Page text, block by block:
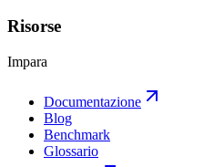
Risorse
Impara
Documentazione
Blog
Benchmark
Glossario